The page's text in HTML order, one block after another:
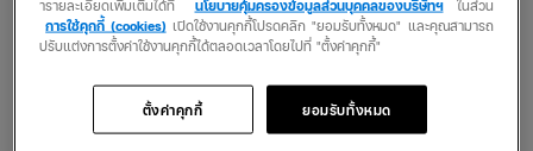
ได้สัมผัสเสน่ห์ดั้งเดิมของการเดินทางในสมัยก่อนของฮอกไกโดได้อย่าง
เต็มที่ เหมาะสำหรับนักท่องเที่ยวสายชิลที่ต้องการนั่งชมเมือง เพลินสุดๆ
5. เดินทางเที่ยวด้วยรถบัส
การใช้คุกกี้ (cookies) เปิดใช้งานคุกกี้โปรดคลิก "ยอมรับทั้งหมด" และคุณสามารถ
ปรับแต่งการตั้งค่าใช้งานคุกกี้ได้ตลอดเวลาโดยไปที่ "ตั้งค่าคุกกี้"
ยอมรับทั้งหมด
ตั้งค่าคุกกี้